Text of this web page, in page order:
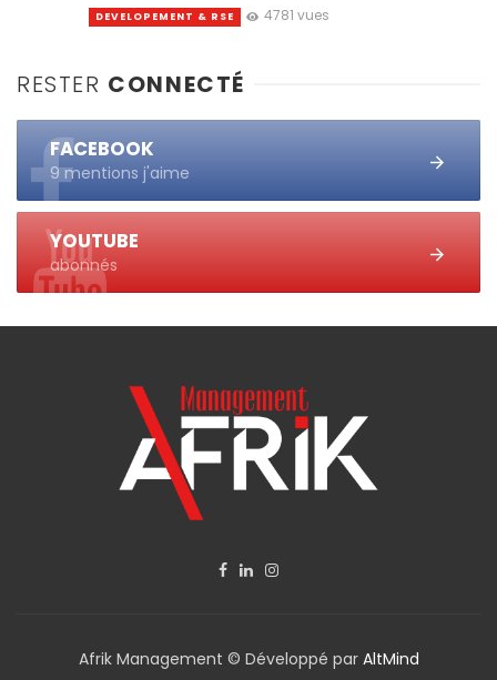
DEVELOPEMENT & RSE 4781 vues
RESTER CONNECTÉ
FACEBOOK
9 mentions j'aime
YOUTUBE
abonnés
Afrik Management © Développé par AltMind